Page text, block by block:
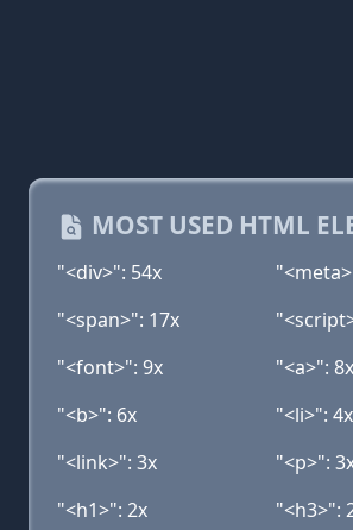
MOST USED HTML
"<div>": 54x
"<span>": 17x
"<font>": 9x
"<a>": 8x
"<b>": 6x
"<li>": 4x
"<link>": 3x
"<p>":
"<h1>": 2x
"<h3>":